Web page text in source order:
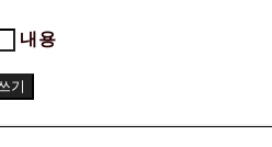
내용
기